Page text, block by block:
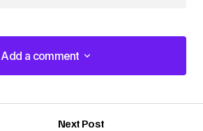
Add a comment
Add a comment
Next Post